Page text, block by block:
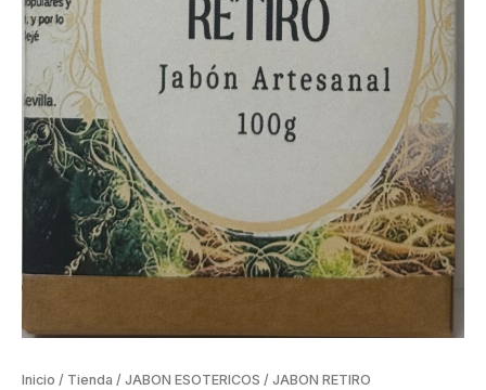
Inicio / Tienda / JABON ESOTERICOS / JABON RETIRO